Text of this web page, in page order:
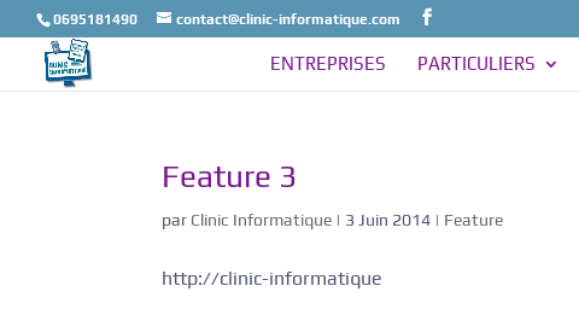
0695181490 contact@clinic-informatique.com
ENTREPRISES PARTICULIERS
Feature 3
par Clinic Informatique | 3 Juin 2014 | Feature
http://clinic-informatique